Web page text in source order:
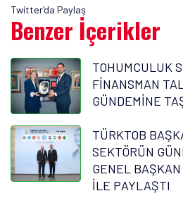
Twitter'da Paylaş
Benzer İçerikler
TOHUMCULUK
FİNANSMAN
GÜNDEMİNE
TÜRKTOB
SEKTÖRÜN
GENEL
İLE PAYLAŞTI